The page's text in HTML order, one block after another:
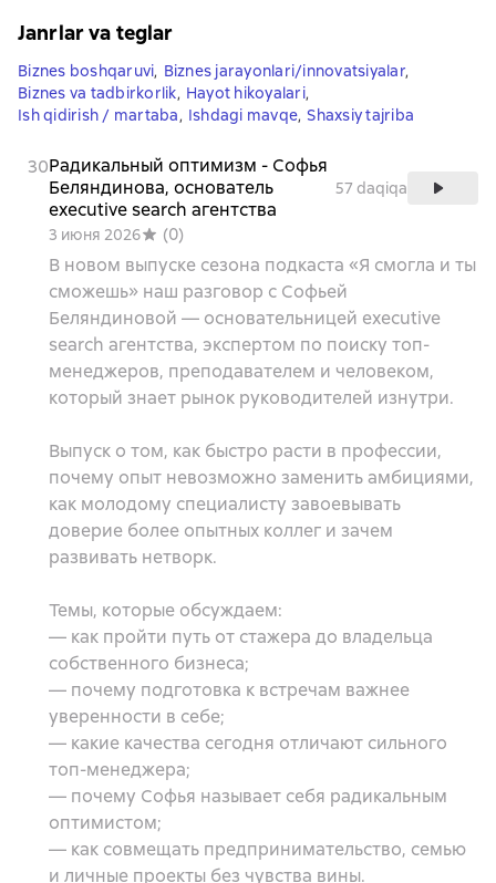
Janrlar va teglar
Biznes boshqaruvi, Biznes jarayonlari/innovatsiyalar,
Biznes va tadbirkorlik, Hayot hikoyalari,
Ish qidirish / martaba, Ishdagi mavqe, Shaxsiy tajriba
30Радикальный оптимизм - Софья
Беляндинова, основатель
executive search агентства
57 daqiqa
3 июня 2026 (0)
В новом выпуске сезона подкаста «Я смогла и ты
сможешь» наш разговор с Софьей
Беляндиновой — основательницей executive
search агентства, экспертом по поиску топ-
менеджеров, преподавателем и человеком,
который знает рынок руководителей изнутри.
Выпуск о том, как быстро расти в профессии,
почему опыт невозможно заменить амбициями,
как молодому специалисту завоевывать
доверие более опытных коллег и зачем
развивать нетворк.
Темы, которые обсуждаем:
— как пройти путь от стажера до владельца
собственного бизнеса;
— почему подготовка к встречам важнее
уверенности в себе;
— какие качества сегодня отличают сильного
топ-менеджера;
— почему Софья называет себя радикальным
оптимистом;
— как совмещать предпринимательство, семью
и личные проекты без чувства вины.